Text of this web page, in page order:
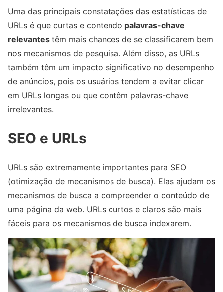
Uma das principais constatações das estatísticas de
URLs é que curtas e contendo palavras-chave
relevantes têm mais chances de se classificarem bem
nos mecanismos de pesquisa. Além disso, as URLs
também têm um impacto significativo no desempenho
de anúncios, pois os usuários tendem a evitar clicar
em URLs longas ou que contêm palavras-chave
irrelevantes.
SEO e URLs
URLs são extremamente importantes para SEO
(otimização de mecanismos de busca). Elas ajudam os
mecanismos de busca a compreender o conteúdo de
uma página da web. URLs curtos e claros são mais
fáceis para os mecanismos de busca indexarem.